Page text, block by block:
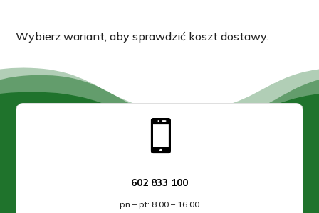
Wybierz wariant, aby sprawdzić koszt dostawy.

602 833 100
pn – pt: 8.00 – 16.00